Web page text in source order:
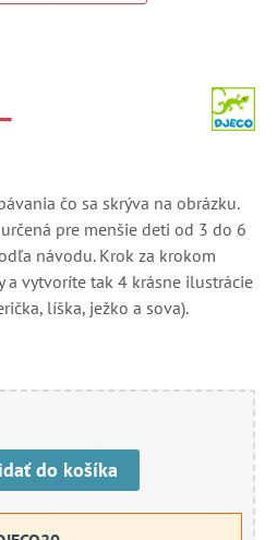
čo sa skrýva na obrázku.
pre menšie deti od 3 do 6
návodu. Krok za krokom
a vytvoríte tak 4 krásne ilustrácie
líška, ježko a sova).
do košíka